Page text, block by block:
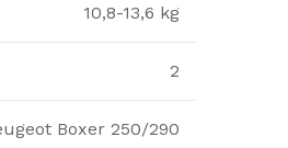
10,8-13,6 kg
2
Boxer 250/290